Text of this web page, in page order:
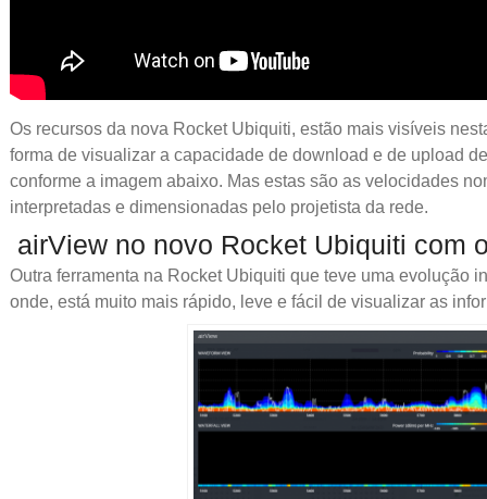
Os recursos da nova Rocket Ubiquiti, estão mais visíveis
forma de visualizar a capacidade de download e de upload
conforme a imagem abaixo. Mas estas são as velocidades
interpretadas e dimensionadas pelo projetista da rede.
airView no novo Rocket Ubiquiti com
Outra ferramenta na Rocket Ubiquiti que teve uma evolução
onde, está muito mais rápido, leve e fácil de visualizar as